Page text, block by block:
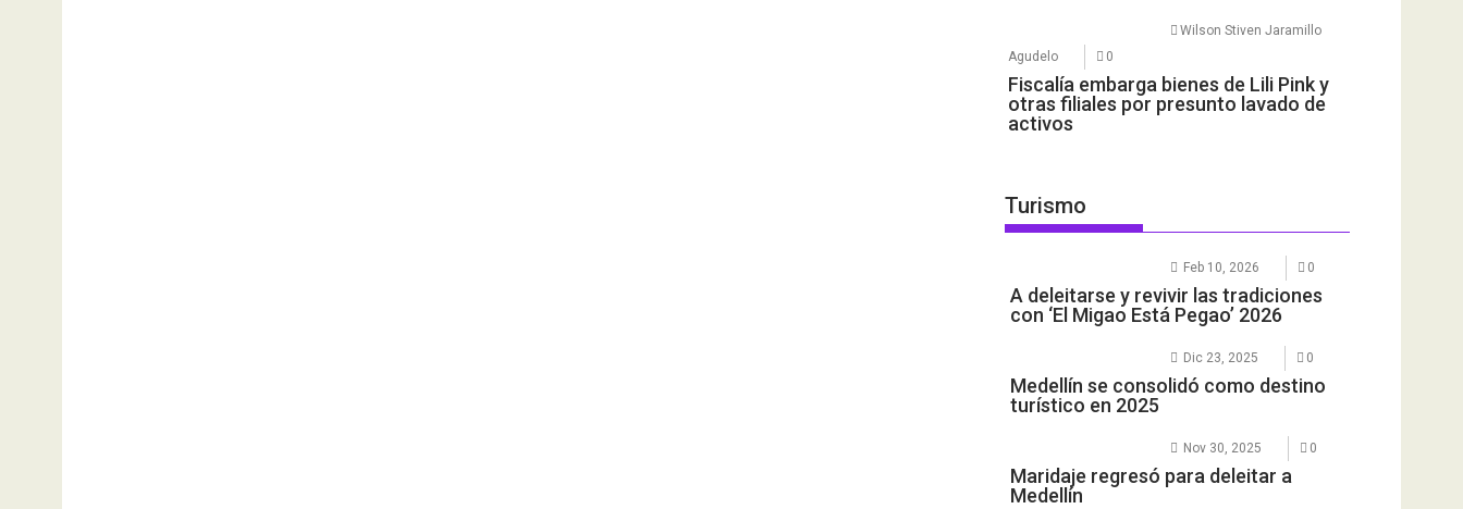
Wilson Stiven Jaramillo
Agudelo
0
Fiscalía embarga bienes de Lili Pink y
otras filiales por presunto lavado de
activos
Turismo
Feb 10, 2026 0
A deleitarse y revivir las tradiciones
con ‘El Migao Está Pegao’ 2026
Dic 23, 2025 0
Medellín se consolidó como destino
turístico en 2025
Nov 30, 2025 0
Maridaje regresó para deleitar a
Medellín